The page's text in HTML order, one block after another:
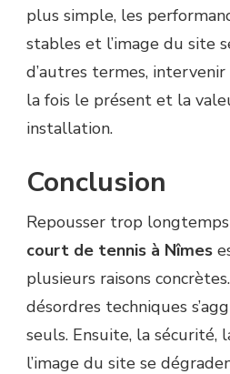
plus simple, les
stables et l’image du site
d’autres termes,
la fois le présent et la
installation.
Conclusion
Repousser trop
court de tennis à Nîmes
plusieurs raisons
désordres techniques
seuls. Ensuite, la
l’image du site se